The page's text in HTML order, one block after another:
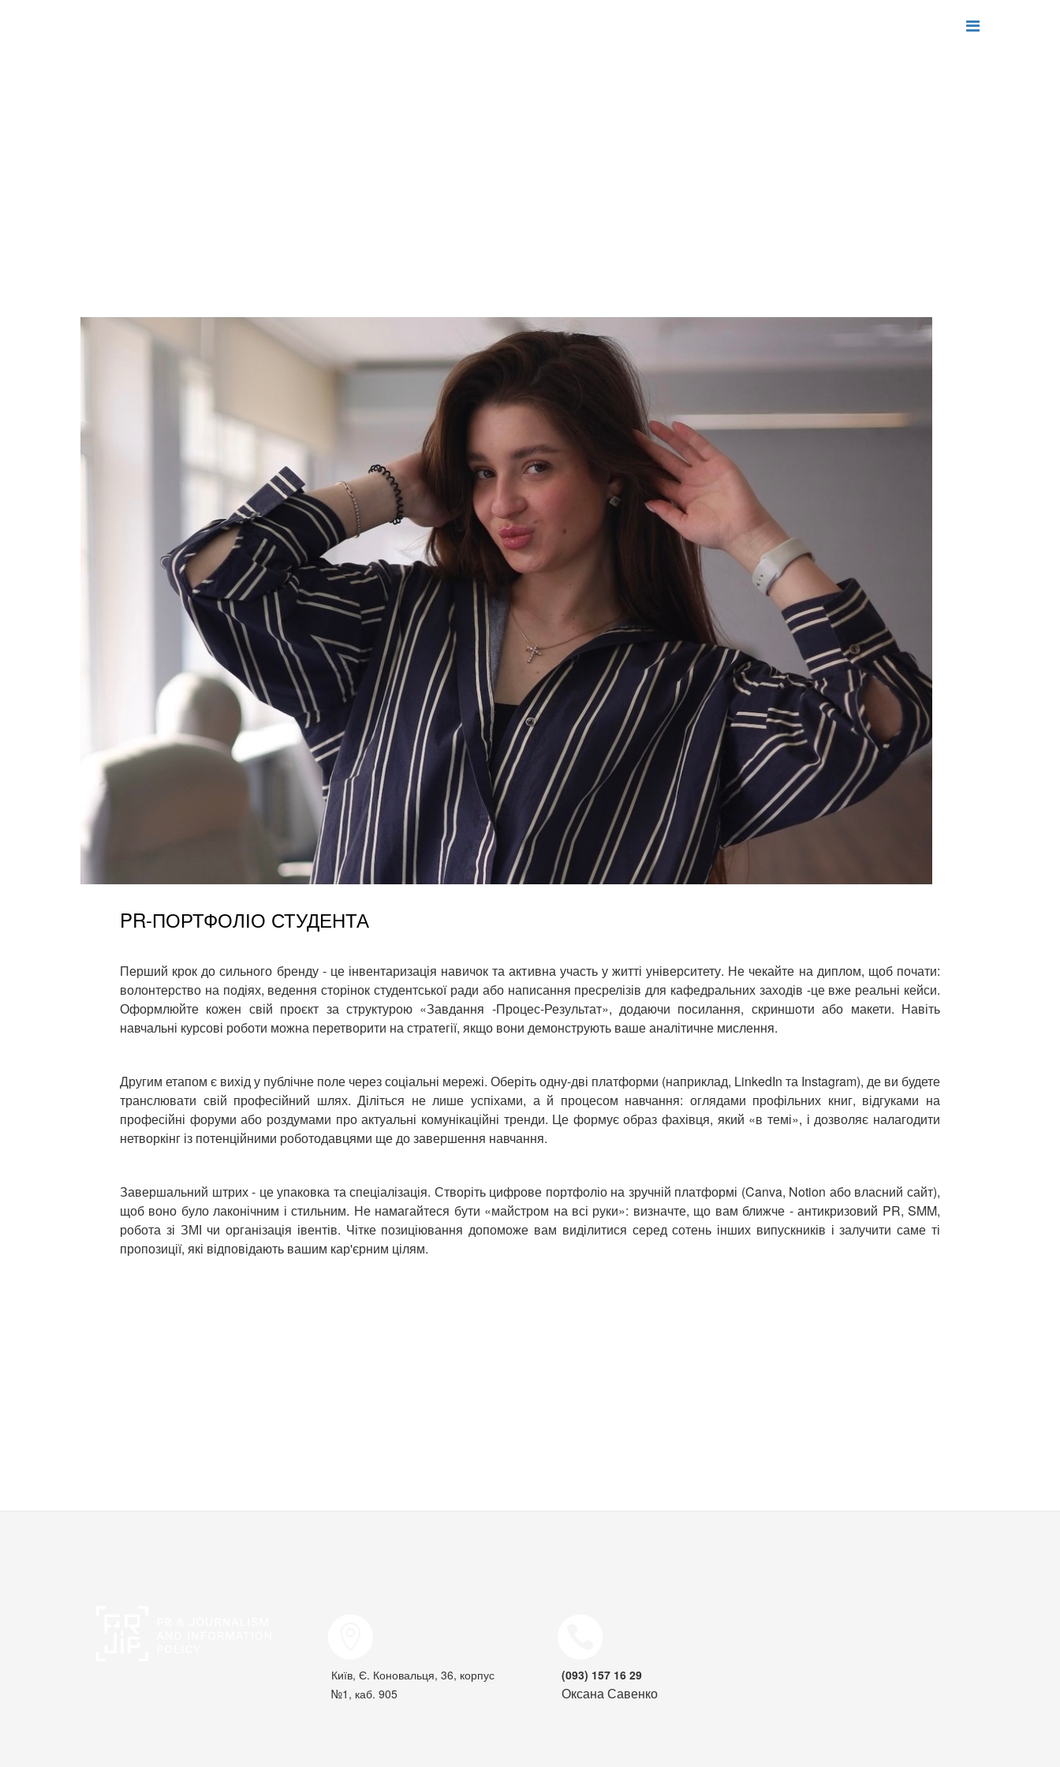
PR-ПОРТФОЛІО СТУДЕНТА
Перший крок до сильного бренду - це інвентаризація навичок та активна участь у житті університету. Не чекайте на диплом, щоб почати:
волонтерство на подіях, ведення сторінок студентської ради або написання пресрелізів для кафедральних заходів -це вже реальні кейси.
Оформлюйте кожен свій проєкт за структурою «Завдання -Процес-Результат», додаючи посилання, скриншоти або макети. Навіть
навчальні курсові роботи можна перетворити на стратегії, якщо вони демонструють ваше аналітичне мислення.
Другим етапом є вихід у публічне поле через соціальні мережі. Оберіть одну-дві платформи (наприклад, LinkedIn та Instagram), де ви будете
транслювати свій професійний шлях. Діліться не лише успіхами, а й процесом навчання: оглядами профільних книг, відгуками на
професійні форуми або роздумами про актуальні комунікаційні тренди. Це формує образ фахівця, який «в темі», і дозволяє налагодити
нетворкінг із потенційними роботодавцями ще до завершення навчання.
Завершальний штрих - це упаковка та спеціалізація. Створіть цифрове портфоліо на зручній платформі (Canva, Notion або власний сайт),
щоб воно було лаконічним і стильним. Не намагайтеся бути «майстром на всі руки»: визначте, що вам ближче - антикризовий PR, SMM,
робота зі ЗМІ чи організація івентів. Чітке позиціювання допоможе вам виділитися серед сотень інших випускників і залучити саме ті
пропозиції, які відповідають вашим кар'єрним цілям.
Київ, Є. Коновальця, 36, корпус
№1, каб. 905
(093) 157 16 29
Оксана Савенко